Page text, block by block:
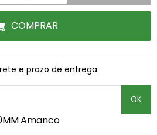
COMPRAR
e prazo de entrega
OK
Amanco